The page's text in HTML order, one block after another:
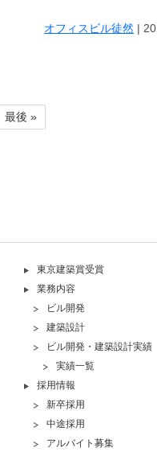
オフィスビル徒然 |
最後 »
東京建築賞受賞
業務内容
ビル開発
建築設計
ビル開発・建築設計実績
実績一覧
採用情報
新卒採用
中途採用
アルバイト募集